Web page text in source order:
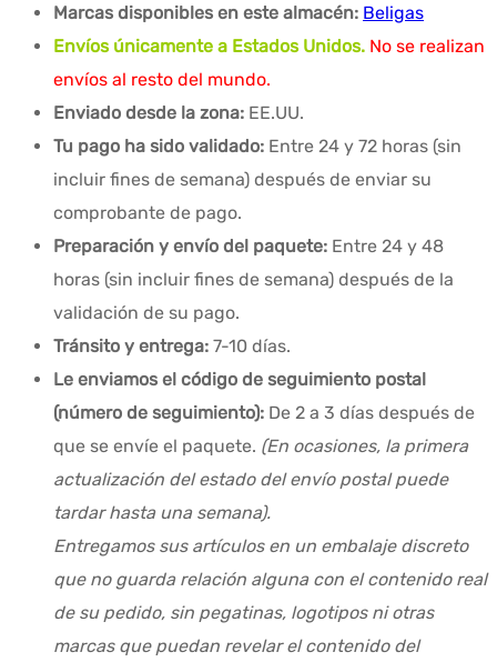
Marcas disponibles en este almacén: Beligas
Envíos únicamente a Estados Unidos. No se realizan
envíos al resto del mundo.
Enviado desde la zona: EE.UU.
Tu pago ha sido validado: Entre 24 y 72 horas (sin
incluir fines de semana) después de enviar su
comprobante de pago.
Preparación y envío del paquete: Entre 24 y 48
horas (sin incluir fines de semana) después de la
validación de su pago.
Tránsito y entrega: 7-10 días.
Le enviamos el código de seguimiento postal
(número de seguimiento): De 2 a 3 días después de
que se envíe el paquete. (En ocasiones, la primera
actualización del estado del envío postal puede
tardar hasta una semana).
Entregamos sus artículos en un embalaje discreto
que no guarda relación alguna con el contenido real
de su pedido, sin pegatinas, logotipos ni otras
marcas que puedan revelar el contenido del